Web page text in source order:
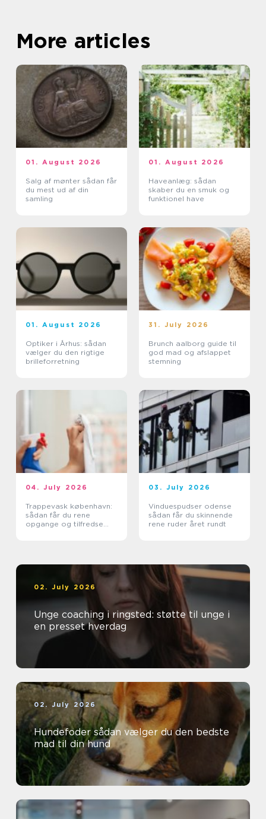
More articles
01. August 2026
Salg af mønter sådan får
du mest ud af din
samling
01. August 2026
Haveanlæg: sådan
skaber du en smuk og
funktionel have
01. August 2026
Optiker i Århus: sådan
vælger du den rigtige
brilleforretning
31. July 2026
Brunch aalborg guide til
god mad og afslappet
stemning
04. July 2026
Trappevask københavn:
sådan får du rene
opgange og tilfredse
03. July 2026
Vinduespudser odense
sådan får du skinnende
rene ruder året rundt
02. July 2026
Unge coaching i ringsted: støtte til unge i
en presset hverdag
02. July 2026
Hundefoder sådan vælger du den bedste
mad til din hund